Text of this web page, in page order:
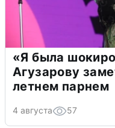
«Я была
Агузарову
летнем парнем
4 августа 57